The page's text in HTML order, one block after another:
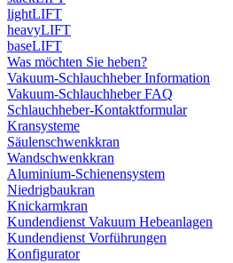
lightLIFT
heavyLIFT
baseLIFT
Was möchten Sie heben?
Vakuum-Schlauchheber Information
Vakuum-Schlauchheber FAQ
Schlauchheber-Kontaktformular
Kransysteme
Säulenschwenkkran
Wandschwenkkran
Aluminium-Schienensystem
Niedrigbaukran
Knickarmkran
Kundendienst Vakuum Hebeanlagen
Kundendienst Vorführungen
Konfigurator